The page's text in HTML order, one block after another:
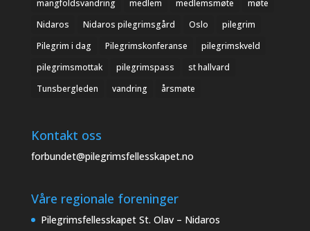
mangfoldsvandring
medlem medlemsmøte
møte
Nidaros
Nidaros pilegrimsgård Oslo
pilegrim
Pilegrim i dag
Pilegrimskonferanse
pilegrimskveld
pilegrimsmottak
pilegrimspass
st hallvard
Tunsbergleden
vandring årsmøte
Kontakt oss
forbundet@pilegrimsfellesskapet.no
Våre regionale foreninger
Pilegrimsfellesskapet St. Olav – Nidaros